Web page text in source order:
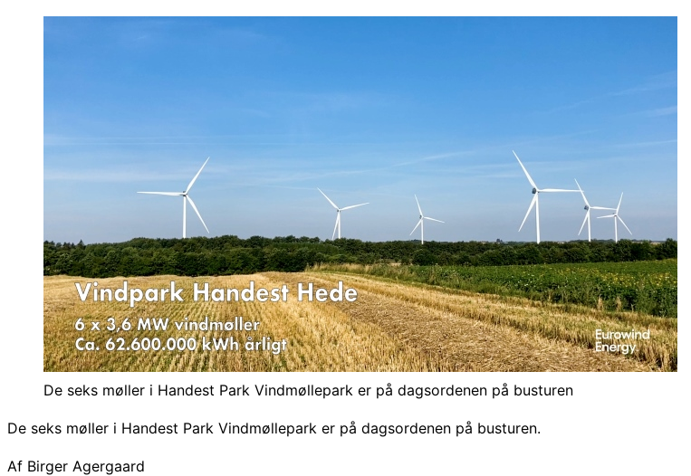
De seks møller i Handest Park Vindmøllepark er på dagsordenen på busturen
De seks møller i Handest Park Vindmøllepark er på dagsordenen på busturen.
Af Birger Agergaard